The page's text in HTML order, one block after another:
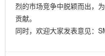
烈的市场竞争中脱颖而出，
贡献。
同时，欢迎大家发表意见：